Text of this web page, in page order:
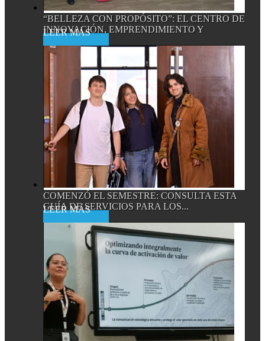
“BELLEZA CON PROPÓSITO”: EL CENTRO DE
INNOVACIÓN, EMPRENDIMIENTO Y
COMENZÓ EL SEMESTRE: CONSULTA ESTA
GUÍA DE SERVICIOS PARA LOS...